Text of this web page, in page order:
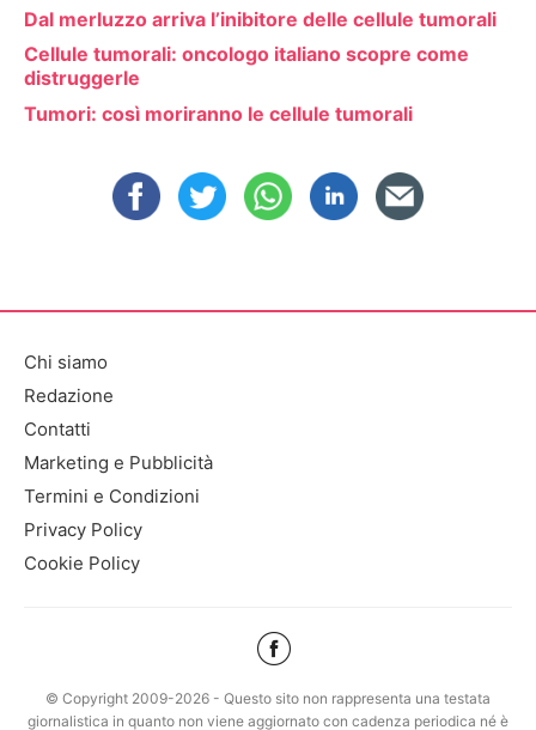
Dal merluzzo arriva l’inibitore delle cellule tumorali
Cellule tumorali: oncologo italiano scopre come
distruggerle
Tumori: così moriranno le cellule tumorali
Chi siamo
Redazione
Contatti
Marketing e Pubblicità
Termini e Condizioni
Privacy Policy
Cookie Policy
© Copyright 2009-2026 - Questo sito non rappresenta una testata
giornalistica in quanto non viene aggiornato con cadenza periodica né è